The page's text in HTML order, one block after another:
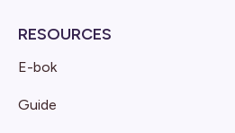
RESOURCES
E-bok
Guide